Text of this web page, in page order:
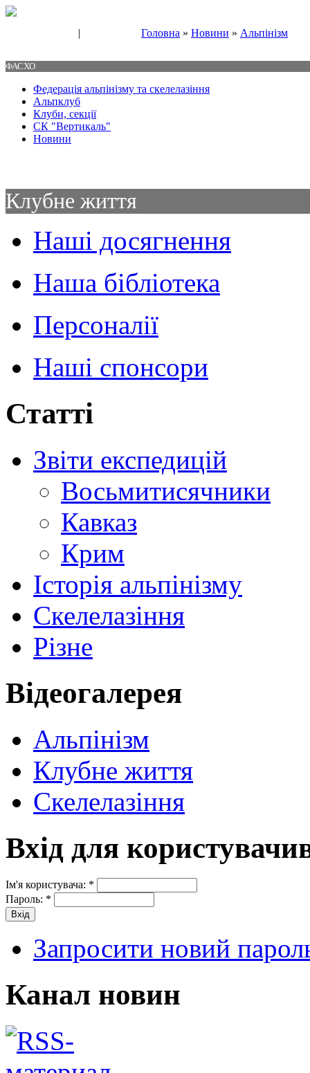
| Головна » Новини » Альпінізм
ФАСХО
Федерація альпінізму та скелелазіння
Альпклуб
Клуби, секції
СК "Вертикаль"
Новини
Клубне життя
Наші досягнення
Наша бібліотека
Персоналії
Наші спонсори
Статті
Звіти експедицій
Восьмитисячники
Кавказ
Крим
Історія альпінізму
Скелелазіння
Різне
Відеогалерея
Альпінізм
Клубне життя
Скелелазіння
Вхід для
Ім'я користувача: *
Пароль: *
Запросити новий
Канал новин